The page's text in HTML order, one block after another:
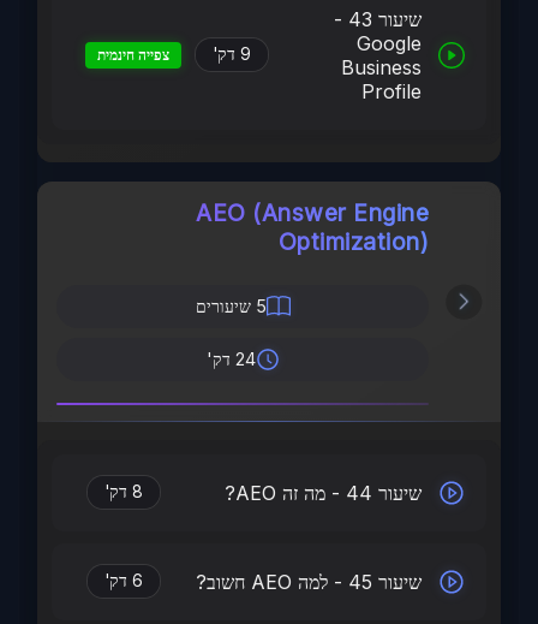
שיעור 43 -
Google
Business
Profile
9 דק' צפייה חינמית
AEO (Answer Engine
Optimization)
5 שיעורים
24 דק'
שיעור 44 - מה זה AEO? 8 דק'
שיעור 45 - למה AEO חשוב? 6 דק'